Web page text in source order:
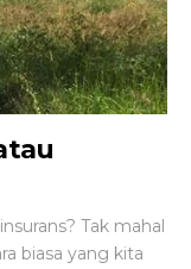
Tak mahal
biasa yang kita